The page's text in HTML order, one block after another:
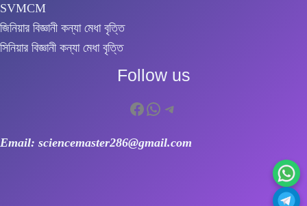
SVMCM
জিনিয়ার বিজ্ঞানী কন্যা মেধা বৃত্তি
সিনিয়ার বিজ্ঞানী কন্যা মেধা বৃত্তি
Follow us
Facebook
WhatsApp
Telegram
Email: sciencemaster286@gmail.com